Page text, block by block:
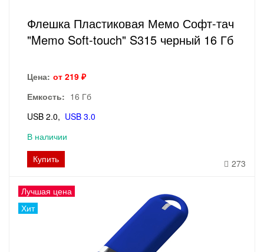
Флешка Пластиковая Мемо Софт-тач
"Memo Soft-touch" S315 черный 16 Гб
Цена: от 219 ₽
Емкость: 16 Гб
USB 2.0
USB 3.0
В наличии
Купить
273
Лучшая цена
Хит